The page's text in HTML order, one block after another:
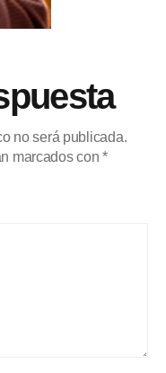
no será publicada.
marcados con*